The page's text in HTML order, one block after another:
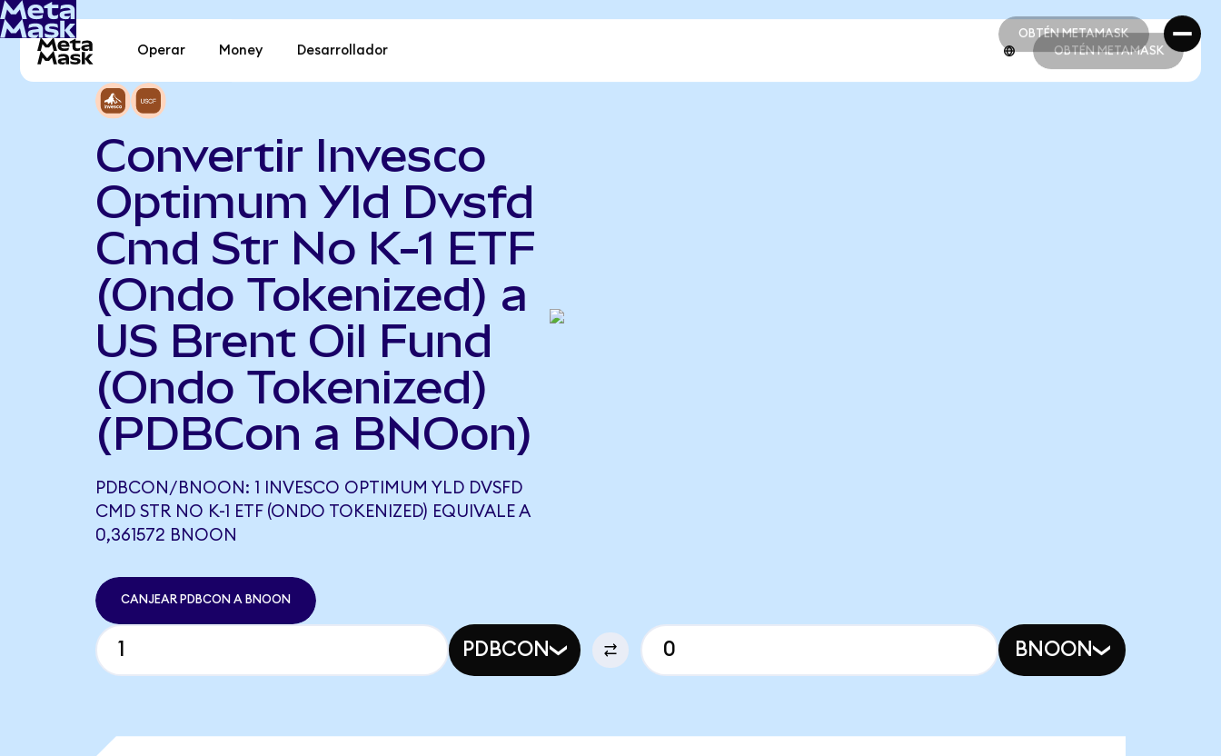
OBTÉN METAMASK
OBTÉN METAMASK
Operar Money Desarrollador OBTÉN METAMASK
Convertir Invesco
Optimum Yld Dvsfd
Cmd Str No K-1 ETF
(Ondo Tokenized) a
US Brent Oil Fund
(Ondo Tokenized)
(PDBCon a BNOon)
PDBCON/BNOON: 1 INVESCO OPTIMUM YLD DVSFD
CMD STR NO K-1 ETF (ONDO TOKENIZED) EQUIVALE A
0,361572 BNOON
CANJEAR PDBCON A BNOON
PDBCON BNOON